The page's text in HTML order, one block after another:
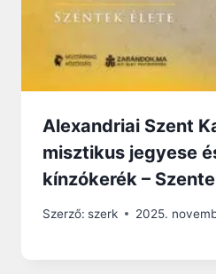
Alexandriai Szent
misztikus jegyese
kínzókerék –
Szerző: szerk 2025.